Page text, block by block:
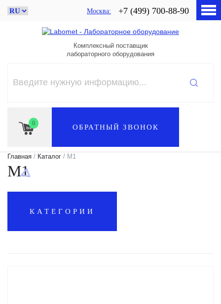
Москва +7 (499) 700-88-90
Комплексный поставщик
лабораторного оборудования
0 ОБРАТНЫЙ ЗВОНОК
Главная / Каталог / M1
M1
КАТЕГОРИИ